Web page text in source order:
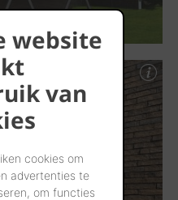
website
van
cookies om
advertenties te
om functies